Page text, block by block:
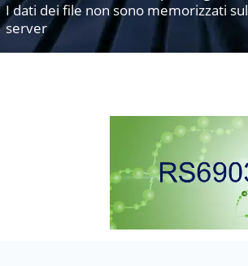
I dati dei file non sono memorizzati sul
server